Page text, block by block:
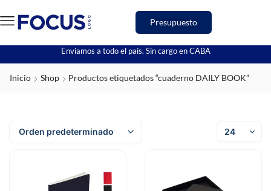
Presupuesto
Enviamos a todo el país. Sin cargo en CABA
Inicio Shop Productos etiquetados “cuaderno DAILY BOOK”